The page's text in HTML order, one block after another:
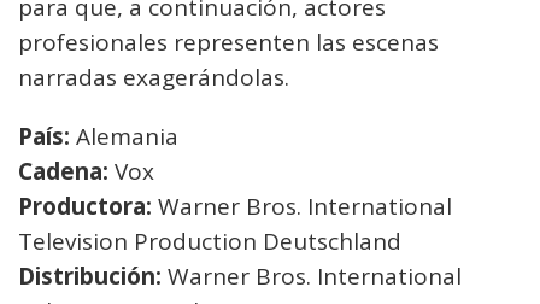
para que, a continuación, actores
profesionales representen las escenas
narradas exagerándolas.
País: Alemania
Cadena: Vox
Productora: Warner Bros. International
Television Production Deutschland
Distribución: Warner Bros. International